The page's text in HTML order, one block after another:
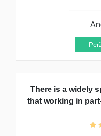
There is a widely
that working in
is an